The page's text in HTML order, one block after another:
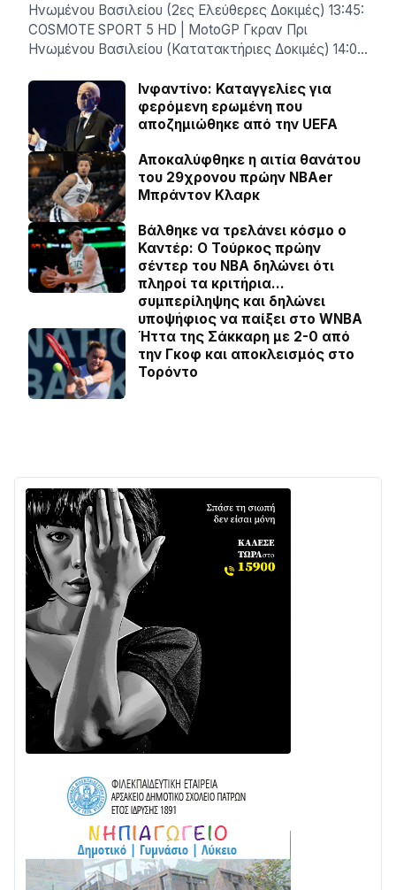
Ηνωμένου Βασιλείου (2ες Ελεύθερες Δοκιμές) 13:45:
COSMOTE SPORT 5 HD | MotoGP Γκραν Πρι
Ηνωμένου Βασιλείου (Κατατακτήριες Δοκιμές) 14:0…
Ινφαντίνο: Καταγγελίες για
φερόμενη ερωμένη που
αποζημιώθηκε από την UEFA
Αποκαλύφθηκε η αιτία θανάτου
του 29χρονου πρώην NBAer
Μπράντον Κλαρκ
Βάλθηκε να τρελάνει κόσμο ο
Καντέρ: Ο Τούρκος πρώην
σέντερ του NBA δηλώνει ότι
πληροί τα κριτήρια…
συμπερίληψης και δηλώνει
υποψήφιος να παίξει στο WNBA
Ήττα της Σάκκαρη με 2-0 από
την Γκοφ και αποκλεισμός στο
Τορόντο